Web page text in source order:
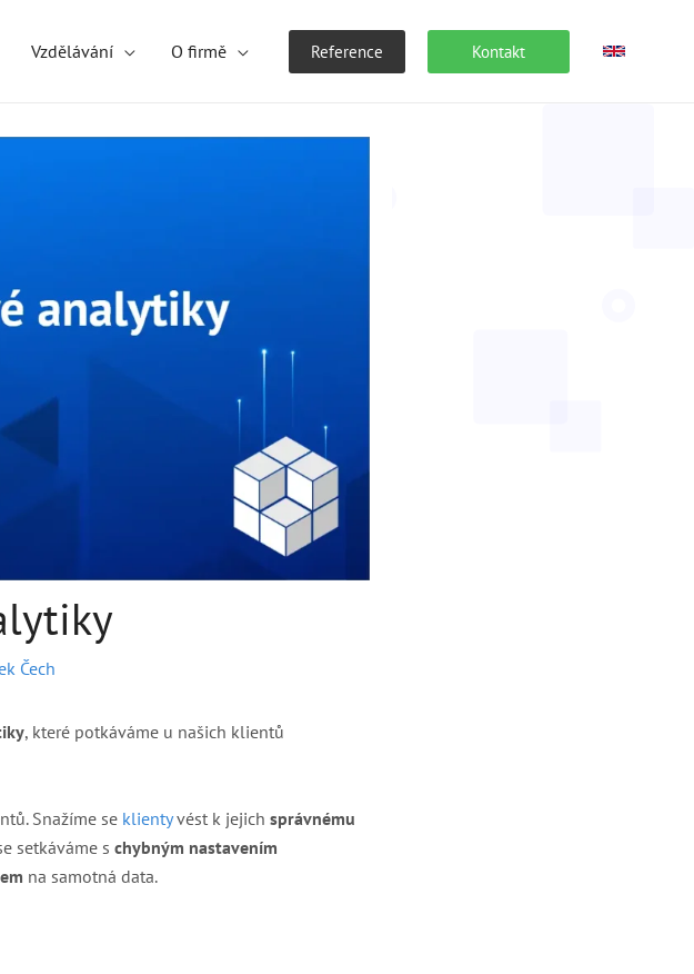
Vzdělávání O firmě Reference Kontakt
Čech
, které potkáváme u našich klientů
Snažíme se klientyvést k jejich správnému
setkáváme s chybným nastavením
na samotná data.